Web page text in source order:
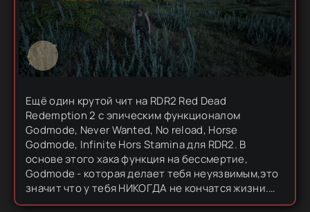
Ещё один крутой чит на RDR2 Red Dead
Redemption 2 с эпическим функционалом
Godmode, Never Wanted, No reload, Horse
Godmode, Infinite Hors Stamina для RDR2. В
основе этого хака функция на бессмертие,
Godmode - которая делает тебя неуязвимым,это
значит что у тебя НИКОГДА не кончатся жизни.
Плюс ко всему в этом чите есть бессмертие и для